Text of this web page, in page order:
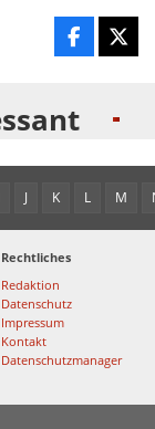
J K L M
Rechtliches
Redaktion
Datenschutz
Impressum
Kontakt
Datenschutzmanager